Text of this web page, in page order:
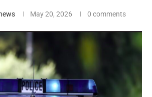
May 20, 2026 0 comments